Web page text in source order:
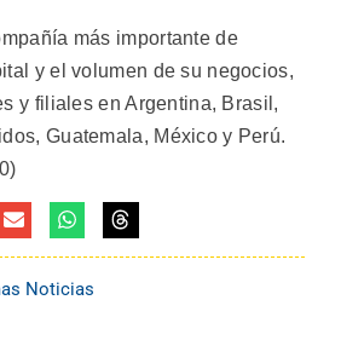
más importante de
y el volumen de su negocios,
y filiales en Argentina, Brasil,
Guatemala, México y Perú.
Noticias